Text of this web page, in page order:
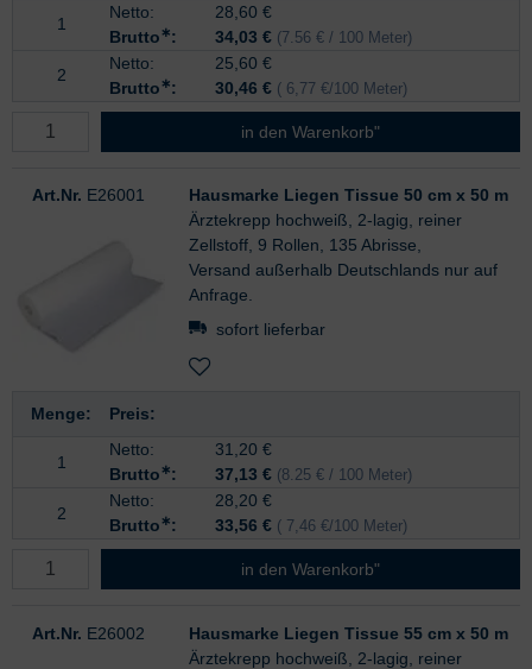
1
Netto: 28,60 €
Brutto∗: 34,03 € (7.56 € / 100 Meter)
2
Netto:
25,60 €
Brutto∗: 30,46 € ( 6,77 €/100 Meter)
in den Warenkorb"
Art.Nr. E26001
Hausmarke Liegen Tissue 50 cm x 50 m
Ärztekrepp hochweiß, 2-lagig, reiner
Zellstoff, 9 Rollen, 135 Abrisse,
Versand außerhalb Deutschlands nur auf
Anfrage.
sofort lieferbar
Menge: Preis:
1
Netto: 31,20 €
Brutto∗: 37,13 € (8.25 € / 100 Meter)
2
Netto:
28,20 €
Brutto∗: 33,56 € ( 7,46 €/100 Meter)
in den Warenkorb"
Art.Nr. E26002
Hausmarke Liegen Tissue 55 cm x 50 m
Ärztekrepp hochweiß, 2-lagig, reiner